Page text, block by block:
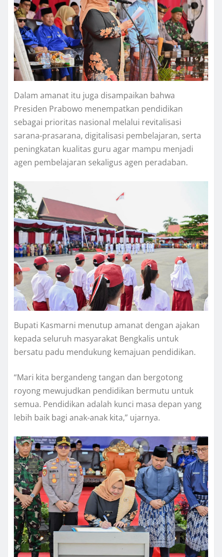
Dalam amanat itu juga disampaikan bahwa
Presiden Prabowo menempatkan pendidikan
sebagai prioritas nasional melalui revitalisasi
sarana-prasarana, digitalisasi pembelajaran, serta
peningkatan kualitas guru agar mampu menjadi
agen pembelajaran sekaligus agen peradaban.
Bupati Kasmarni menutup amanat dengan ajakan
kepada seluruh masyarakat Bengkalis untuk
bersatu padu mendukung kemajuan pendidikan.
“Mari kita bergandeng tangan dan bergotong
royong mewujudkan pendidikan bermutu untuk
semua. Pendidikan adalah kunci masa depan yang
lebih baik bagi anak-anak kita,” ujarnya.